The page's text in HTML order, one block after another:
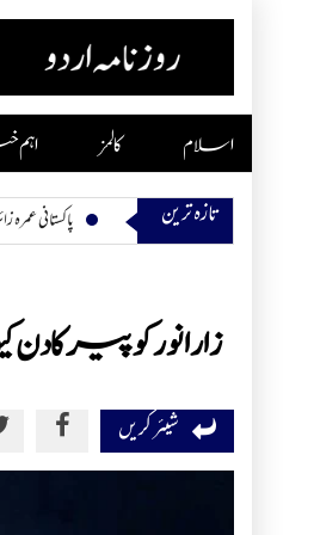
to
اسلام کالمز اہم
تازہ ترین پاکستانی عمرہ زائرین جدہ
زارا نور کو پیر کا
شیئر کریں